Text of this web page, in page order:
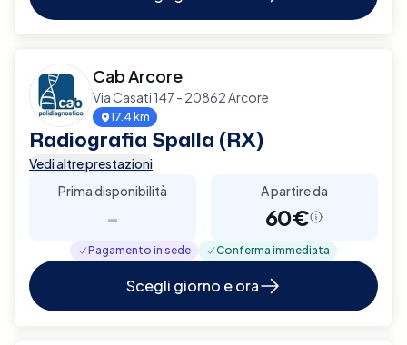
Cab Arcore
Via Casati 147 - 20862 Arcore
17.4 km
Radiografia Spalla (RX)
Vedi altre prestazioni
Prima disponibilità
-
A partire da
60€
Pagamento in sede Conferma immediata
Scegli giorno e ora